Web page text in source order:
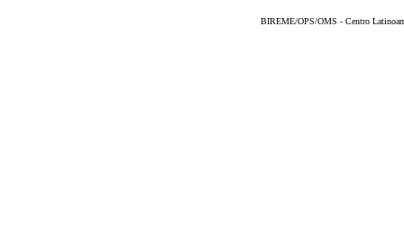
BIREME/OPS/OMS - Centro